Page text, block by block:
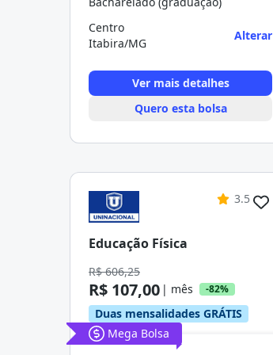
Centro
Itabira/MG
Alterar
Ver mais detalhes
Quero esta bolsa
3.5
Educação Física
R$ 606,25
R$ 107,00 | mês -82%
Duas mensalidades GRÁTIS
Mega Bolsa